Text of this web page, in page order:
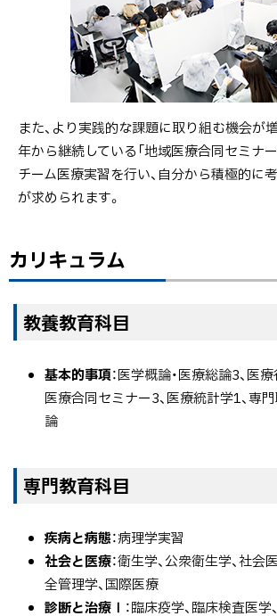
リ
キ
ュ
ラ
また、より実践的な課題に取り組む機会が
年から継続している「地域医療合同セミナ
チーム医療実習を行い、自分から積極的に
が求められます。
ト
ッ
に
る
カリキュラム
教養教育科目
基本的事項：医学概論・医療総論3、医
医療合同セミナー3、医療統計学1、専
論
専門教育科目
疾病と病態：病理学実習
社会と医療：衛生学、公衆衛生学、社会
全管理学、国際医療
診断と治療Ⅰ ：臨床疫学、臨床検査医学